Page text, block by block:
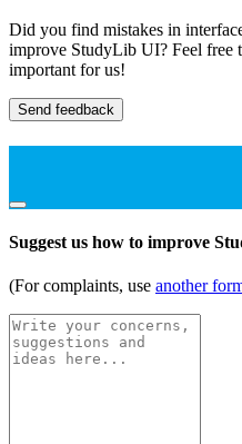
Did you find mistakes in
improve StudyLib UI? Feel free
important for us!
Send feedback
Suggest us how to improve
(For complaints, use another